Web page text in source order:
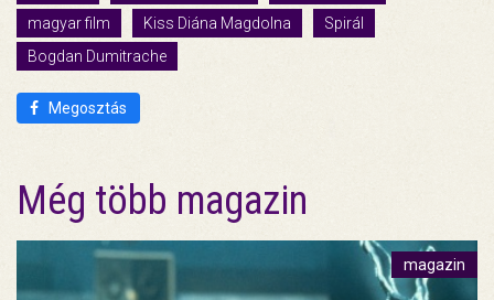
magyar film
Kiss Diána Magdolna
Spirál
Bogdan Dumitrache
Megosztás
Még több magazin
magazin